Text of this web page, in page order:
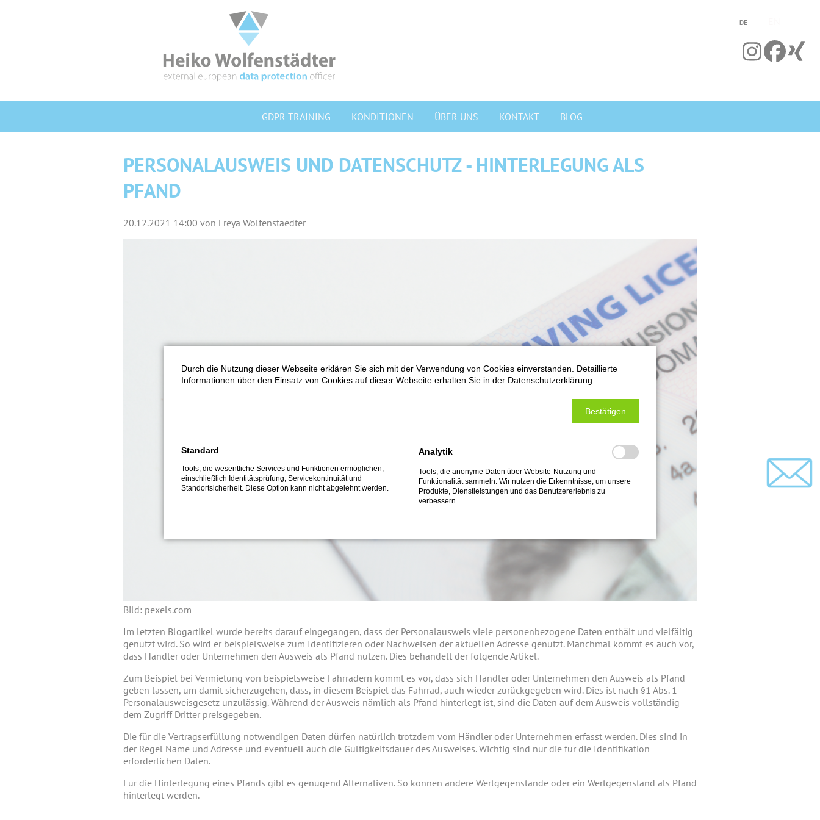
überspringen
GDPR TRAINING
VORTEILE
KONDITIONEN ÜBER UNS KONTAKT BLOG
DE
PERSONALAUSWEIS UND DATENSCHUTZ - HINTERLEGUNG ALS
PFAND
20.12.2021 14:00 von Freya Wolfenstaedter
Bild: pexels.com
Im letzten Blogartikel wurde bereits darauf eingegangen, dass der Personalausweis viele personenbezogene Daten enthält und vielfältig
genutzt wird. So wird er beispielsweise zum Identifizieren oder Nachweisen der aktuellen Adresse genutzt. Manchmal kommt es auch vor,
dass Händler oder Unternehmen den Ausweis als Pfand nutzen. Dies behandelt der folgende Artikel.
Zum Beispiel bei Vermietung von beispielsweise Fahrrädern kommt es vor, dass sich Händler oder Unternehmen den Ausweis als Pfand
geben lassen, um damit sicherzugehen, dass, in diesem Beispiel das Fahrrad, auch wieder zurückgegeben wird. Dies ist nach §1 Abs. 1
Personalausweisgesetz unzulässig. Während der Ausweis nämlich als Pfand hinterlegt ist, sind die Daten auf dem Ausweis vollständig
dem Zugriff Dritter preisgegeben.
Die für die Vertragserfüllung notwendigen Daten dürfen natürlich trotzdem vom Händler oder Unternehmen erfasst werden. Dies sind in
der Regel Name und Adresse und eventuell auch die Gültigkeitsdauer des Ausweises. Wichtig sind nur die für die Identifikation
erforderlichen Daten.
Für die Hinterlegung eines Pfands gibt es genügend Alternativen. So können andere Wertgegenstände oder ein Wertgegenstand als Pfand
hinterlegt werden.
Durch die Nutzung dieser Webseite erklären Sie sich mit der Verwendung von Cookies einverstanden. Detaillierte
Informationen über den Einsatz von Cookies auf dieser Webseite erhalten Sie in der Datenschutzerklärung.
Bestätigen
Standard
Tools, die wesentliche Services und Funktionen ermöglichen,
einschließlich Identitätsprüfung, Servicekontinuität und
Standortsicherheit. Diese Option kann nicht abgelehnt werden.
Analytik
Tools, die anonyme Daten über Website-Nutzung und -
Funktionalität sammeln. Wir nutzen die Erkenntnisse, um unsere
Produkte, Dienstleistungen und das Benutzererlebnis zu
verbessern.